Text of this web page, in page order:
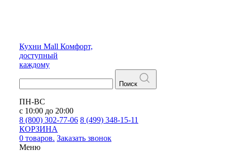
Кухни Mall Комфорт,
доступный
каждому
Поиск
ПН-ВС
с 10:00 до 20:00
8 (800) 302-77-06 8 (499) 348-15-11
КОРЗИНА
0 товаров. Заказать звонок
Меню